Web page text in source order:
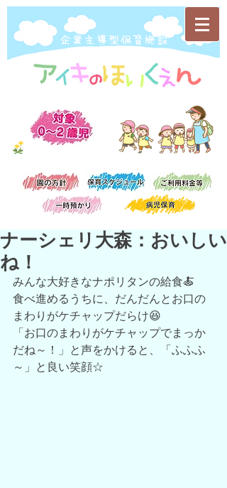
​企業主導型保育施設
ナーシェリ大森：おいしい
ね！
みんな大好きなナポリタンの給食🍝
食べ進めるうちに、だんだんとお口の
まわりがケチャップだらけ😆
「お口のまわりがケチャップでまっか
だね～！」と声をかけると、「ふふふ
～」と良い笑顔☆